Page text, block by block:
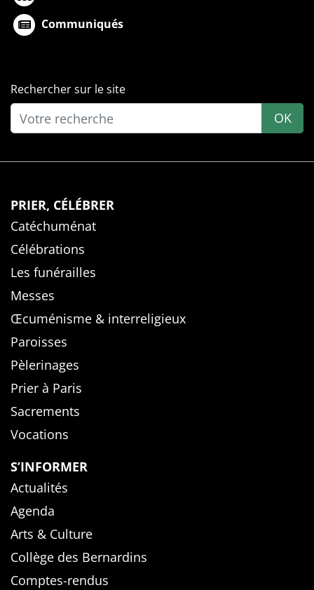
Communiqués
Rechercher sur le site
OK
PRIER, CÉLÉBRER
Catéchuménat
Célébrations
Les funérailles
Messes
Œcuménisme & interreligieux
Paroisses
Pèlerinages
Prier à Paris
Sacrements
Vocations
S’INFORMER
Actualités
Agenda
Arts & Culture
Collège des Bernardins
Comptes-rendus